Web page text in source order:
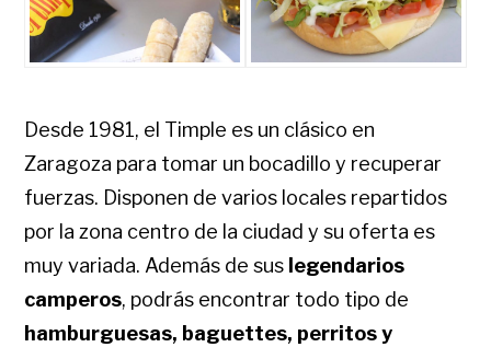
Desde 1981, el Timple es un clásico en
Zaragoza para tomar un bocadillo y recuperar
fuerzas. Disponen de varios locales repartidos
por la zona centro de la ciudad y su oferta es
muy variada. Además de sus legendarios
camperos, podrás encontrar todo tipo de
hamburguesas, baguettes, perritos y